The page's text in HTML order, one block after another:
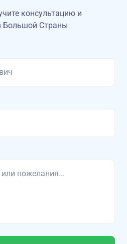
консультацию и
Большой Страны